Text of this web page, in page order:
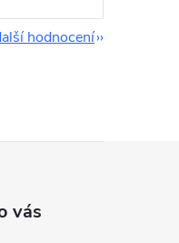
hodnocení
vás